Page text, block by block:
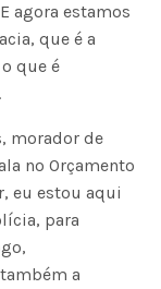
agora estamos
que é a
que é
morador de
no Orçamento
eu estou aqui
para
a